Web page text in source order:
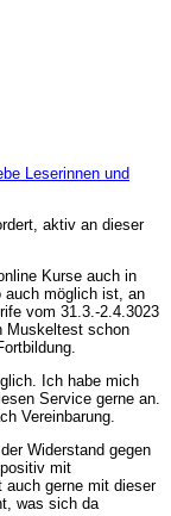
Leserinnen und
aktiv an dieser
Kurse auch in
auch möglich ist, an
vom 31.3.-2.4.3023
Muskeltest schon
Ich habe mich
Service gerne an.
Vereinbarung.
Widerstand gegen
mit
auch gerne mit dieser
was sich da